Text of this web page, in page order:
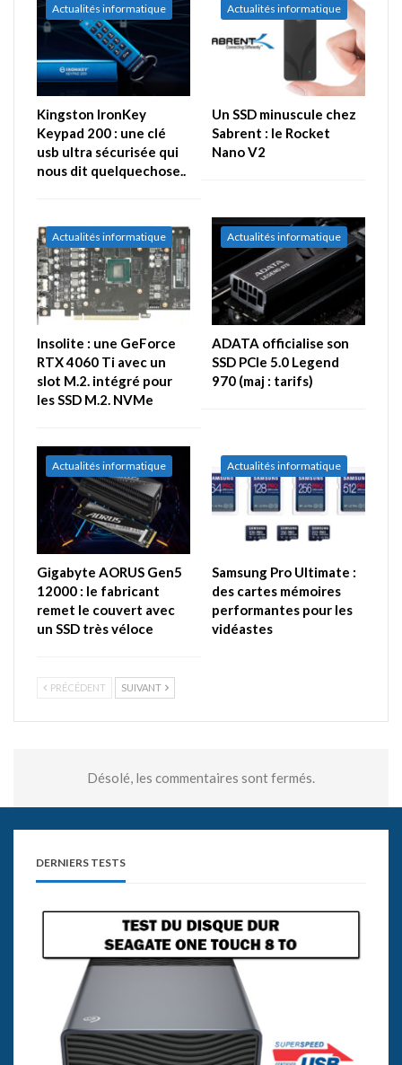
Actualités informatique
Kingston IronKey
Keypad 200 : une clé
usb ultra sécurisée qui
nous dit quelquechose..
Actualités informatique
Un SSD minuscule chez
Sabrent : le Rocket
Nano V2
Actualités informatique
Insolite : une GeForce
RTX 4060 Ti avec un
slot M.2. intégré pour
les SSD M.2. NVMe
Actualités informatique
ADATA officialise son
SSD PCIe 5.0 Legend
970 (maj : tarifs)
Actualités informatique
Gigabyte AORUS Gen5
12000 : le fabricant
remet le couvert avec
un SSD très véloce
Actualités informatique
Samsung Pro Ultimate :
des cartes mémoires
performantes pour les
vidéastes
PRÉCÉDENT SUIVANT
Désolé, les commentaires sont fermés.
DERNIERS TESTS